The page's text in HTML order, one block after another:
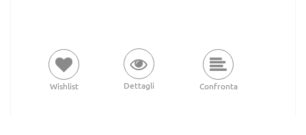
Wishlist Dettagli Confronta